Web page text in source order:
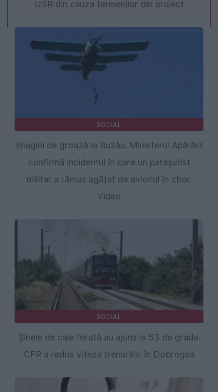
USR din cauza termenilor din proiect
SOCIAL
Imagini de groază la Buzău. Ministerul Apărării
confirmă incidentul în care un parașutist
militar a rămas agățat de avionul în zbor.
Video
SOCIAL
Șinele de cale ferată au ajuns la 53 de grade.
CFR a redus viteza trenurilor în Dobrogea